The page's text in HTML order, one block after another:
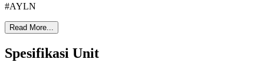
#AYLN
Read More...
Spesifikasi Unit